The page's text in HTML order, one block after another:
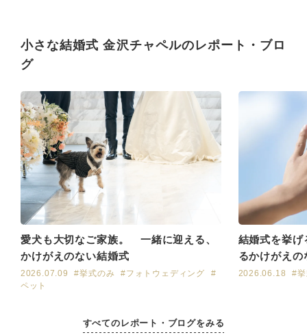
小さな結婚式 金沢チャペルのレポート・ブロ
グ
すべてのレポート・ブログをみる
愛犬も大切なご家族。 一緒に迎える、
かけがえのない結婚式
2026.07.09 #挙式のみ #フォトウェディング
#
ペット
結婚式を挙
るかけがえの
2026.06.18 #